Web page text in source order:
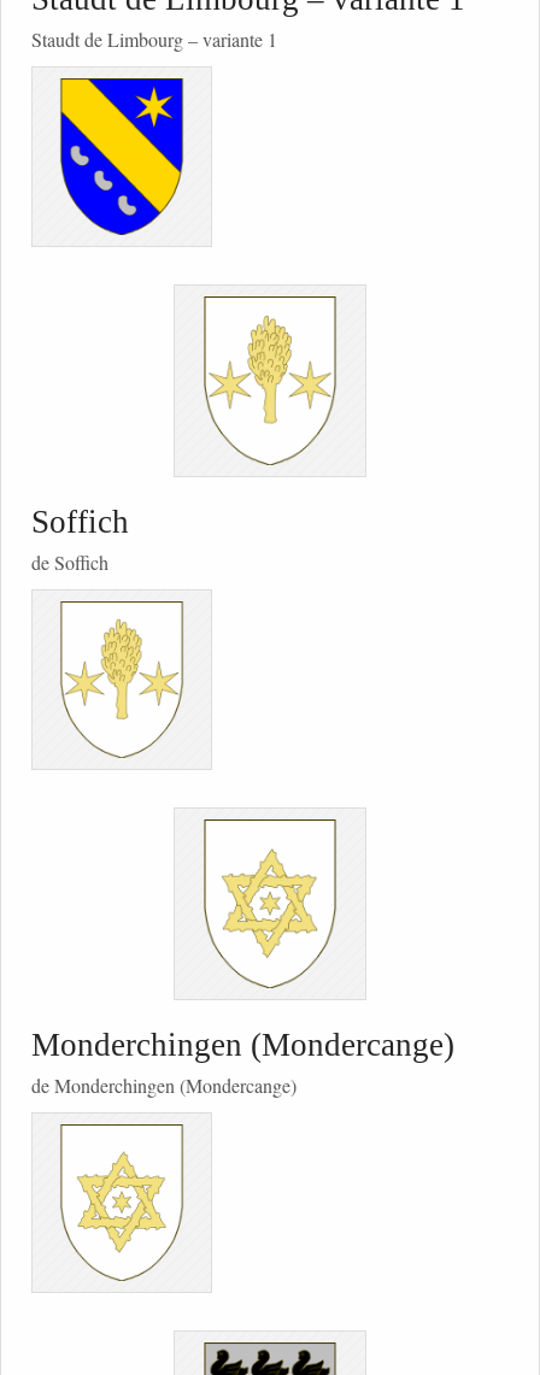
Staudt de Limbourg – variante 1
Soffich
de Soffich
Monderchingen (Mondercange)
de Monderchingen (Mondercange)